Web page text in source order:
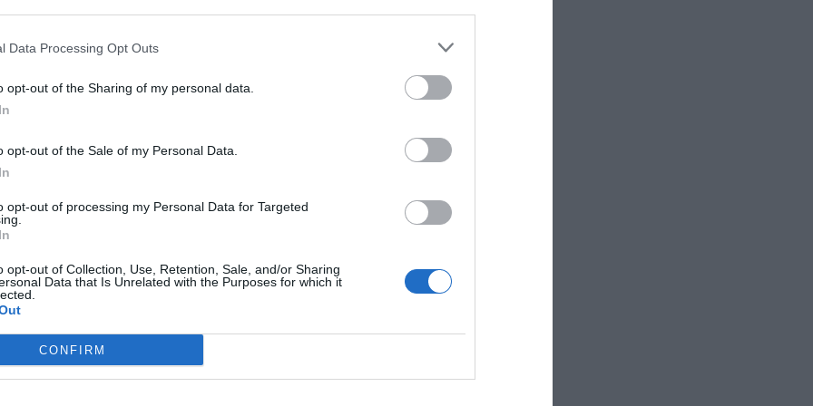
Data Processing Opt Outs
opt-out of the Sharing of my personal data.
opt-out of the Sale of my Personal Data.
opt-out of processing my Personal Data for Targeted
opt-out of Collection, Use, Retention, Sale, and/or Sharing
Data that Is Unrelated with the Purposes for which it
CONFIRM
och pressa en lime i en skål. Blanda i yoghurt till en kall sås.
ut och servera kycklingsnitzlarna med yoghurt- och limesåsen,
ärter, limeskivor och klyftpotatis.
Fest
Medel:4.4(9röster)